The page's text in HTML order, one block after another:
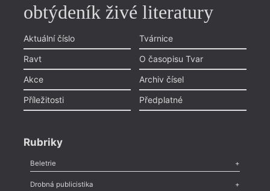
obtýdeník živé literatury
Aktuální číslo
Ravt
Akce
Příležitosti
Tvárnice
O časopisu Tvar
Archiv čísel
Předplatné
Rubriky
Beletrie
Poezie,Próza,Dokumenty
Drobná publicistika